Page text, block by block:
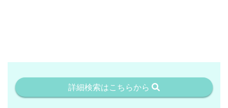
詳細検索はこちらから